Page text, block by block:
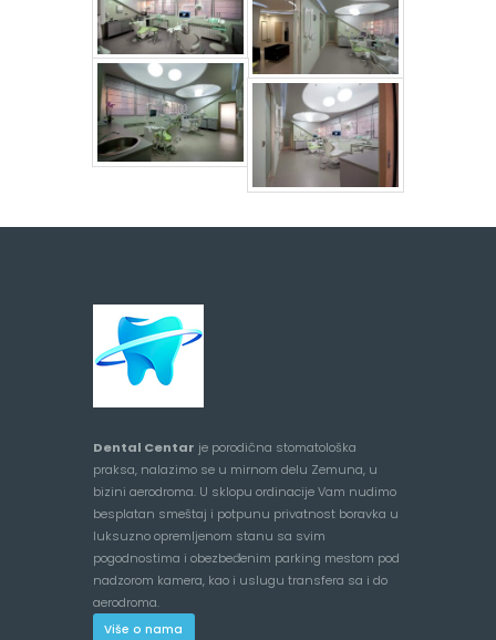
Dental Centar je porodična stomatološka
praksa, nalazimo se u mirnom delu Zemuna, u
bizini aerodroma. U sklopu ordinacije Vam nudimo
besplatan smeštaj i potpunu privatnost boravka u
luksuzno opremljenom stanu sa svim
pogodnostima i obezbeđenim parking mestom pod
nadzorom kamera, kao i uslugu transfera sa i do
aerodroma.
Više o nama